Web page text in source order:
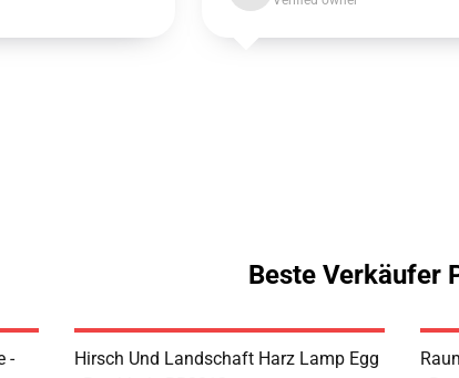
Beste Verkäufer
-
Hirsch Und Landschaft Harz Lamp Egg